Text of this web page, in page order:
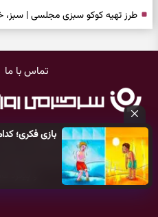
بازی فکری؛
طرز تهیه کوکو سبزی مجلسی |
باارزش‌ترین چیز زندگی‌تان را نشان
انتخاب مسیرهای کم‌هزینه‌تر
برای خانه‌دار شدن این دعا را
امن و پربرکت
تماس با ما
کلیه حقوق مادی و معنوی این
می‌باشد و هر گونه کپی‌برداری توسط